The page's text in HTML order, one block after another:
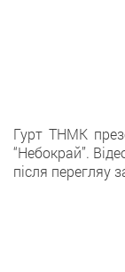
Гурт ТНМК
“Небокрай”.
після перегляу